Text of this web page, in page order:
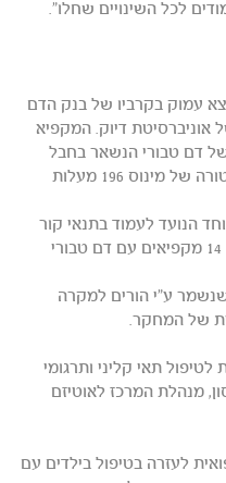
לכל השינויים שחלו".
עמוק בקרביו של בנק הדם
אוניברסיטת דיוק. המקפיא
עד ל- 3,640 מנות של דם טבורי הנשאר בחבל
הטבור ובשליה לאחר הלידה, בטמפרטורה של מינוס 196 מעלות
הנועד לעמוד בתנאי קור
קיצוניים למשך מספר עשורים. ישנם 14 מקפיאים עם דם טבורי
ע"י הורים למקרה
של המחקר.
תאי קליני ותרגומי
מנהלת המרכז לאוטיזם
לעזרה בטיפול בילדים עם